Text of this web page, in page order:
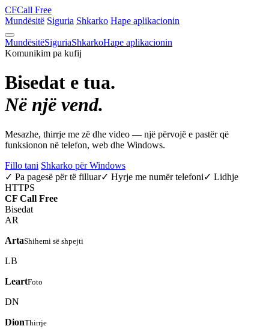
CFCall Free
Mundësitë Siguria Shkarko Hape aplikacionin
MundësitëSiguriaShkarkoHape aplikacionin
Komunikim pa kufij
Bisedat e tua.
Në një vend.
Mesazhe, thirrje me zë dhe video — një përvojë e pastër që
funksionon në telefon, web dhe Windows.
Fillo tani Shkarko për Windows
✓ Pa pagesë për të filluar✓ Hyrje me numër telefoni✓ Lidhje
HTTPS
CF Call Free
Bisedat
AR
ArtaShihemi së shpejti
LB
LeartFoto
DN
DionThirrje